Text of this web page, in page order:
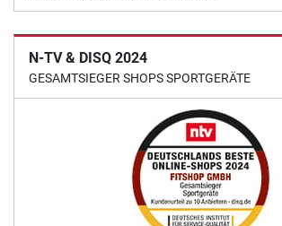
N-TV & DISQ 2024
GESAMTSIEGER SHOPS SPORTGERÄTE